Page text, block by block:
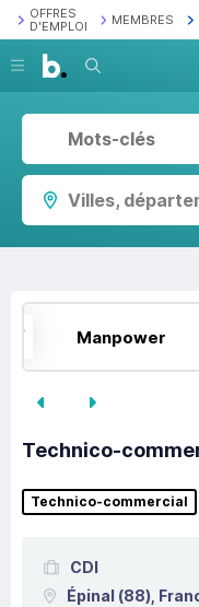
OFFRES
D'EMPLOI
MEMBRES
Recherche
Villes,
Manpower
Technico-
Technico-commercial
CDI
Épinal (88),